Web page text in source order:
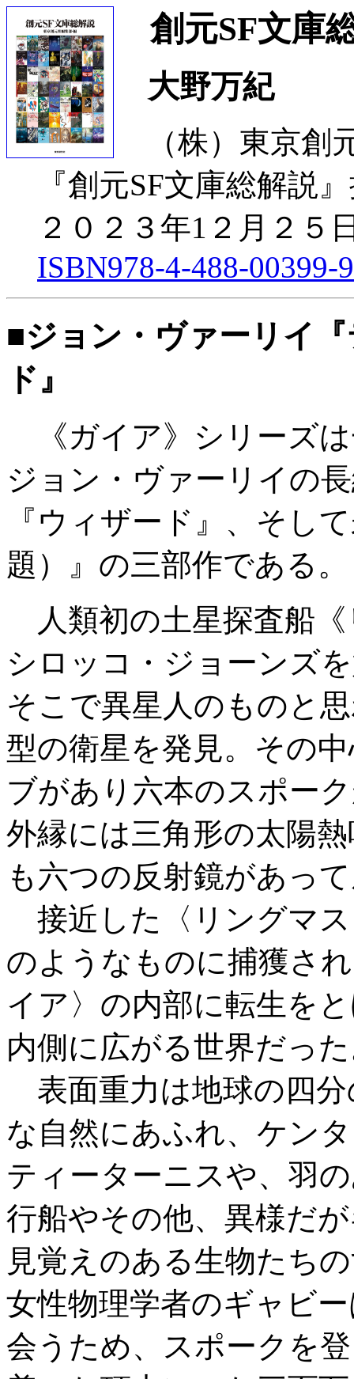
創元SF文庫
大野万紀
（株）東京創
『創元SF文庫総解説
２０２３年1２月２５
ISBN978-4-488-00399-9
■ジョン・ヴァーリイ
ド』
《ガイア》シリーズ
ジョン・ヴァーリイの
『ウィザード』、そし
題）』の三部作である。
人類初の土星探査船《
シロッコ・ジョーンズ
そこで異星人のものと
型の衛星を発見。その
ブがあり六本のスポー
外縁には三角形の太陽
も六つの反射鏡があっ
接近した〈リングマ
のようなものに捕獲さ
イア〉の内部に転生を
内側に広がる世界だっ
表面重力は地球の四分
な自然にあふれ、ケン
ティーターニスや、羽
行船やその他、異様だ
見覚えのある生物たち
女性物理学者のギャビ
会うため、スポークを